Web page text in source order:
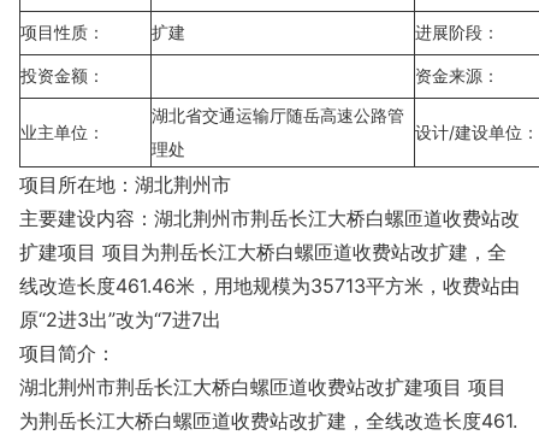
项目性质： 扩建 进展阶段：
投资金额： 资金来源：
业主单位：
湖北省交通运输厅随岳高速公路管
理处
设计/建设单位：
项目所在地：湖北荆州市
主要建设内容：湖北荆州市荆岳长江大桥白螺匝道收费站改
扩建项目 项目为荆岳长江大桥白螺匝道收费站改扩建，全
线改造长度461.46米，用地规模为35713平方米，收费站由
原“2进3出”改为“7进7出
项目简介：
湖北荆州市荆岳长江大桥白螺匝道收费站改扩建项目 项目
为荆岳长江大桥白螺匝道收费站改扩建，全线改造长度461.